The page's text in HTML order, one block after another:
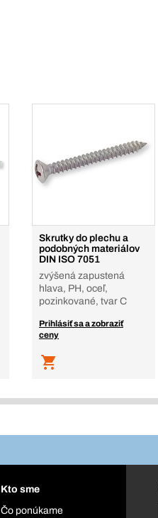
Skrutky do plechu a
podobných materiálov
DIN ISO 7051
zvýšená zapustená
hlava, PH, oceľ,
pozinkované, tvar C
Prihlásiť sa a zobraziť
ceny
Kto sme
Čo ponúkame